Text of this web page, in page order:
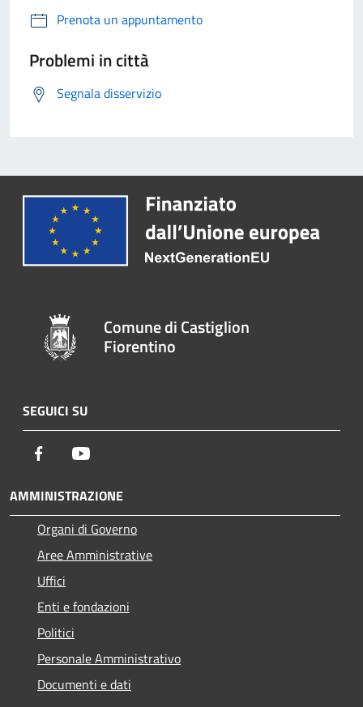
Prenota un appuntamento
Problemi in città
Segnala disservizio
Comune di Castiglion
Fiorentino
SEGUICI SU
Facebook
AMMINISTRAZIONE
Organi di Governo
Aree Amministrative
Uffici
Enti e fondazioni
Politici
Personale Amministrativo
Documenti e dati